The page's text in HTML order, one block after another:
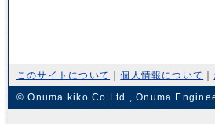
このサイトについて ｜個人情報について
© Onuma kiko Co.Ltd., Onuma